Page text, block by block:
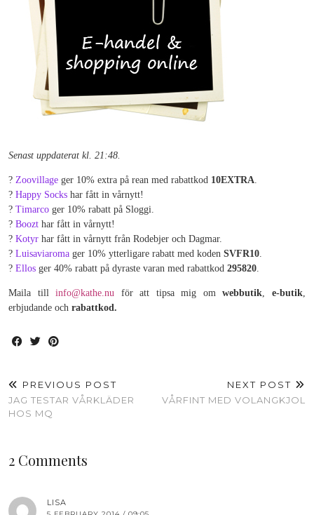
Senast uppdaterat kl. 21:48.
? Zoovillage ger 10% extra på rean med rabattkod 10EXTRA
? Happy Socks har fått in vårnytt!
? Timarco ger 10% rabatt på Sloggi.
? Boozt har fått in vårnytt!
? Kotyr har fått in vårnytt från Rodebjer och Dagmar.
? Luisaviaroma ger 10% ytterligare rabatt med koden SVFR10
? Ellos ger 40% rabatt på dyraste varan med rabattkod 295820
Maila tillinfo@kathe.nu för att tipsa mig omwebbutik ,e-butik
erbjudande och rabattkod.
PREVIOUS POST
JAG TESTAR VÅRKLÄDER
HOS MQ
NEXT POST
VÅRFINT MED VOLANGKJOL
2 Comments
LISA